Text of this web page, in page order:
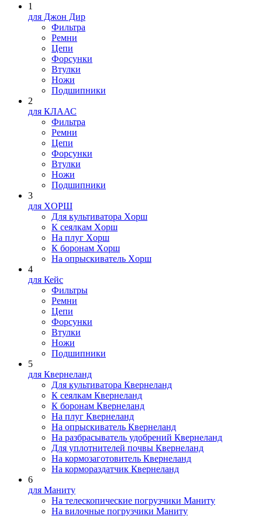
1
для Джон Дир
Фильтра
Ремни
Цепи
Форсунки
Втулки
Ножи
Подшипники
2
для КЛААС
Фильтра
Ремни
Цепи
Форсунки
Втулки
Ножи
Подшипники
3
для XOPШ
Для культиватора Xopш
К сеялкам Xopш
На плуг Xopш
К боронам Xopш
На опрыскиватель Xopш
4
для Кейс
Фильтры
Ремни
Цепи
Форсунки
Втулки
Ножи
Подшипники
5
для Квернеланд
Для культиватора Квернеланд
К сеялкам Квернеланд
К боронам Квернеланд
На плуг Квернеланд
На опрыскиватель Квернеланд
На разбрасыватель удобрений Квернеланд
Для уплотнителей почвы Квернеланд
На кормозаготовитель Квернеланд
На кормораздатчик Квернеланд
6
для Маниту
На телескопические погрузчики Маниту
На вилочные погрузчики Маниту